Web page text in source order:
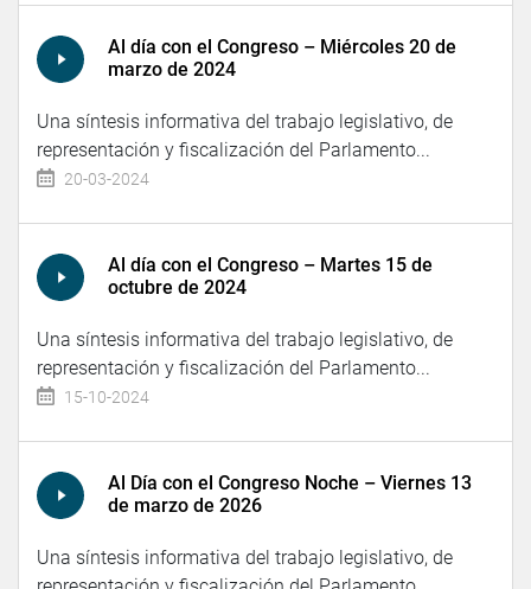
Al día con el Congreso – Miércoles 20 de
marzo de 2024
Una síntesis informativa del trabajo legislativo, de
representación y fiscalización del Parlamento...
20-03-2024
Al día con el Congreso – Martes 15 de
octubre de 2024
Una síntesis informativa del trabajo legislativo, de
representación y fiscalización del Parlamento...
15-10-2024
Al Día con el Congreso Noche – Viernes 13
de marzo de 2026
Una síntesis informativa del trabajo legislativo, de